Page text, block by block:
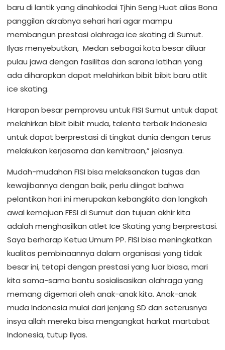
baru di lantik yang dinahkodai Tjhin Seng Huat alias Bona
panggilan akrabnya sehari hari agar mampu
membangun prestasi olahraga ice skating di Sumut.
Ilyas menyebutkan, Medan sebagai kota besar diluar
pulau jawa dengan fasilitas dan sarana latihan yang
ada diharapkan dapat melahirkan bibit bibit baru atlit
ice skating.
Harapan besar pemprovsu untuk FISI Sumut untuk dapat
melahirkan bibit bibit muda, talenta terbaik Indonesia
untuk dapat berprestasi di tingkat dunia dengan terus
melakukan kerjasama dan kemitraan,” jelasnya.
Mudah-mudahan FISI bisa melaksanakan tugas dan
kewajibannya dengan baik, perlu diingat bahwa
pelantikan hari ini merupakan kebangkita dan langkah
awal kemajuan FESI di Sumut dan tujuan akhir kita
adalah menghasilkan atlet Ice Skating yang berprestasi.
Saya berharap Ketua Umum PP. FISI bisa meningkatkan
kualitas pembinaannya dalam organisasi yang tidak
besar ini, tetapi dengan prestasi yang luar biasa, mari
kita sama-sama bantu sosialisasikan olahraga yang
memang digemari oleh anak-anak kita. Anak-anak
muda Indonesia mulai dari jenjang SD dan seterusnya
insya allah mereka bisa mengangkat harkat martabat
Indonesia, tutup Ilyas.